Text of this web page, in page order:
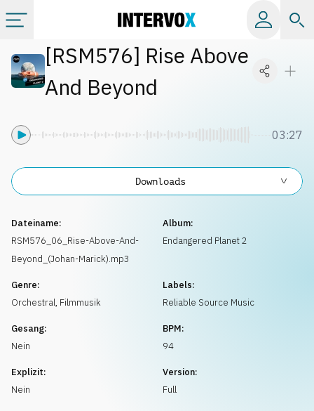
Kategorien
[RSM576] Rise Above
And Beyond
03:27
Dateiname:
RSM576_06_Rise-Above-And-
Beyond_(Johan-Marick).mp3
Album:
Endangered Planet 2
Genre:
Orchestral, Filmmusik
Labels:
Reliable Source Music
Gesang:
Nein
BPM:
94
Explizit:
Nein
Version:
Full
Downloads